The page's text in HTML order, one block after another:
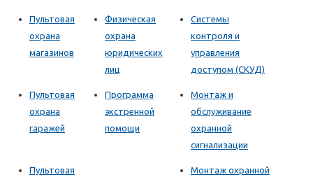
Пультовая
охрана
магазинов
Физическая
охрана
юридических
лиц
Системы
контроля и
управления
доступом (СКУД)
Пультовая
охрана
гаражей
Программа
экстренной
помощи
Монтаж и
обслуживание
охранной
сигнализации
Пультовая Монтаж охранной